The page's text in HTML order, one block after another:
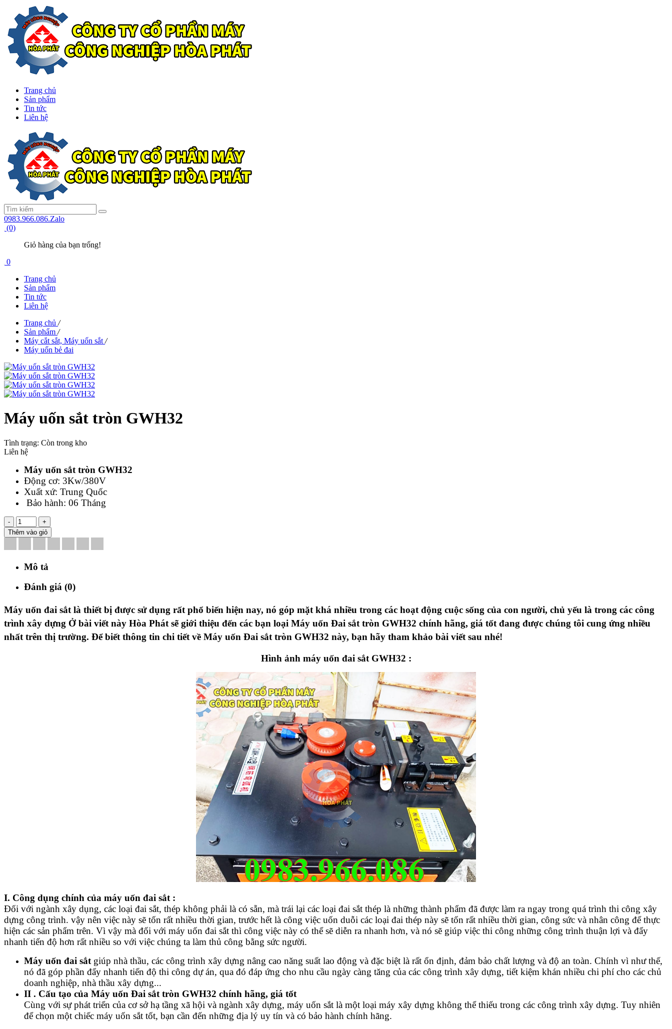
Trang chủ
Sản phẩm
Tin tức
Liên hệ
0983.966.086.Zalo
(0)
Giỏ hàng của bạn trống!
0
Trang chủ
Sản phẩm
Tin tức
Liên hệ
Trang chủ /
Sản phẩm /
Máy cắt sắt, Máy uốn sắt /
Máy uốn bẻ đai
Máy uốn sắt tròn GWH32
Tình trạng: Còn trong kho
Liên hệ
Máy uốn sắt tròn GWH32
Động cơ: 3Kw/380V
Xuất xứ: Trung Quốc
Bảo hành: 06 Tháng
-
+
Thêm vào giỏ
Mô tả
Đánh giá (0)
Máy uốn đai sắtlà thiết bị được sử dụng rất phổ biến hiện nay, nó góp mặt khá nhiều trong các hoạt động cuộc sống của con người, chủ yếu là trong các công
trình xây dựng Ở bài viết này Hòa Phát sẽ giới thiệu đến các bạn loại Máy uốn Đai sắt tròn GWH32 chính hãng, giá tốt đang được chúng tôi cung ứng nhiều
nhất trên thị trường. Để biết thông tin chi tiết về Máy uốn Đai sắt tròn GWH32 này, bạn hãy tham khảo bài viết sau nhé!
Hình ảnh máy uốn đai sắt GWH32 :
I. Công dụng chính của máy uốn đai sắt :
Đối với ngành xây dụng, các loại đai sắt, thép không phải là có sẵn, mà trái lại các loại đai sắt thép là những thành phẩm đã được làm ra ngay trong quá trình thi công xây
dựng công trình. vậy nên việc này sẽ tốn rất nhiều thời gian, trước hết là công việc uốn duỗi các loại đai thép này sẽ tốn rất nhiều thời gian, công sức và nhân công để thực
hiện các sản phẩm trên. Vì vậy mà đối với máy uốn đai sắt thì công việc này có thể sẽ diễn ra nhanh hơn, và nó sẽ giúp việc thi công những công trình thuận lợi và đẩy
nhanh tiến độ hơn rất nhiều so với việc chúng ta làm thủ công bằng sức người.
Máy uốn đai sắt giúp nhà thầu, các công trình xây dựng nâng cao năng suất lao động và đặc biệt là rất ổn định, đảm bảo chất lượng và độ an toàn. Chính vì như thế,
nó đã góp phần đẩy nhanh tiến độ thi công dự án, qua đó đáp ứng cho nhu cầu ngày càng tăng của các công trình xây dựng, tiết kiệm khán nhiều chi phí cho các chủ
doanh nghiệp, nhà thầu xây dựng...
II . Cấu tạo của Máy uốn Đai sắt tròn GWH32 chính hãng, giá tốt
Cùng với sự phát triển của cơ sở hạ tầng xã hội và ngành xây dựng, máy uốn sắt là một loại máy xây dựng không thể thiếu trong các công trình xây dựng. Tuy nhiên
để chọn một chiếc máy uốn sắt tốt, bạn cần đến những địa lý uy tín và có bảo hành chính hãng.